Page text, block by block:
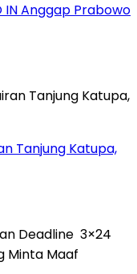
IN Anggap Prabowo
Tanjung Katupa,